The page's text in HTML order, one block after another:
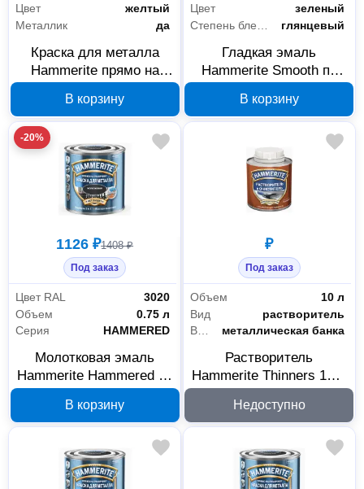
Цвет
желтый
Металлик
да
Краска для металла
Hammerite прямо на
2,5 л 5353620
В корзину
Цвет
зеленый
глянцевый
Гладкая эмаль
Hammerite Smooth по
5093933
В корзину
-20%
1126 ₽1408 ₽
Под заказ
Цвет RAL
3020
Объем
0.75 л
Серия
HAMMERED
Молотковая эмаль
Hammerite Hammered по
5093553
В корзину
₽
Под заказ
Объем
10 л
Вид
растворитель
Вид тары
металлическая банка
Растворитель
Hammerite Thinners 10 л
Недоступно